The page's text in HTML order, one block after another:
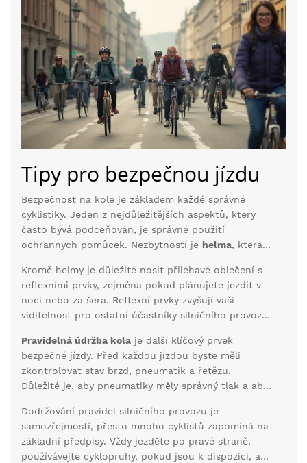
Tipy pro bezpečnou jízdu
Bezpečnost na kole je základem každé správné
cyklistiky. Jeden z nejdůležitějších aspektů, který
často bývá podceňován, je správné použití
ochranných pomůcek. Nezbytností je helma, která
ukazují, že více než 70 % smrtelných úrazů při
cyklistice je způsobeno poraněním hlavy. Není to
tedy jen módní doplněk, ale životně důležitá část
výbavy.
Kromě helmy je důležité nosit přiléhavé oblečení s
reflexními prvky, zejména pokud plánujete jezdit v
noci nebo za šera. Reflexní prvky zvyšují vaši
viditelnost pro ostatní účastníky silničního provozu.
bílé a zadní červené – aby mě bylo na silnici dobře
vidět ze všech stran. Pamatujte, že být viděn je
stejně důležité jako vidět.
Pravidelná údržba kola je další klíčový prvek
bezpečné jízdy. Před každou jízdou byste měli
zkontrolovat stav brzd, pneumatik a řetězu.
Důležité je, aby pneumatiky měly správný tlak a aby
to, není ostudou navštívit servis. Dobře udržované
kolo není jen pohodlnější, ale také výrazně
bezpečnější.
Dodržování pravidel silničního provozu je
samozřejmostí, přesto mnoho cyklistů zapomíná na
základní předpisy. Vždy jezděte po pravé straně,
používávejte cyklopruhy, pokud jsou k dispozici, a